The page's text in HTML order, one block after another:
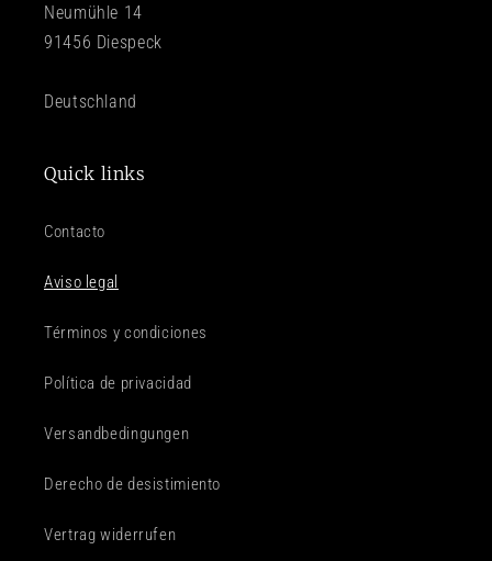
Neumühle 14
91456 Diespeck
Deutschland
Quick links
Contacto
Aviso legal
Términos y condiciones
Política de privacidad
Versandbedingungen
Derecho de desistimiento
Vertrag widerrufen